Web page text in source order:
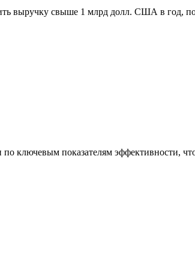
выручку свыше 1 млрд долл. США в год,
ключевым показателям эффективности,